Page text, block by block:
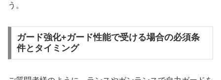
う。
ガード強化+ガード性能で受ける場合の必須条
件とタイミング